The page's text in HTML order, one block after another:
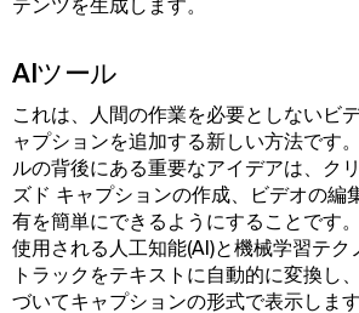
テンツを生成します。
AIツール
これは、人間の作業を必要としないビ
ャプションを追加する新しい方法です
ルの背後にある重要なアイデアは、ク
ズド キャプションの作成、ビデオの編
有を簡単にできるようにすることです
使用される人工知能(AI)と機械学習テ
トラックをテキストに自動的に変換し
づいてキャプションの形式で表示します